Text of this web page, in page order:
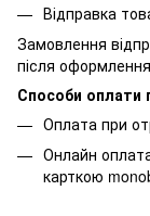
Відправка
Замовлення
після
Способи оплати
Оплата при
Онлайн
карткою